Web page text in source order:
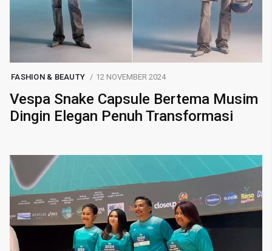
FASHION & BEAUTY 12 NOVEMBER 2024
Vespa Snake Capsule Bertema Musim
Dingin Elegan Penuh Transformasi